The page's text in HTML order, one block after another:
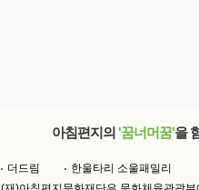
아침편지의 '꿈너머꿈'을
더드림
한울타리 소울패밀리